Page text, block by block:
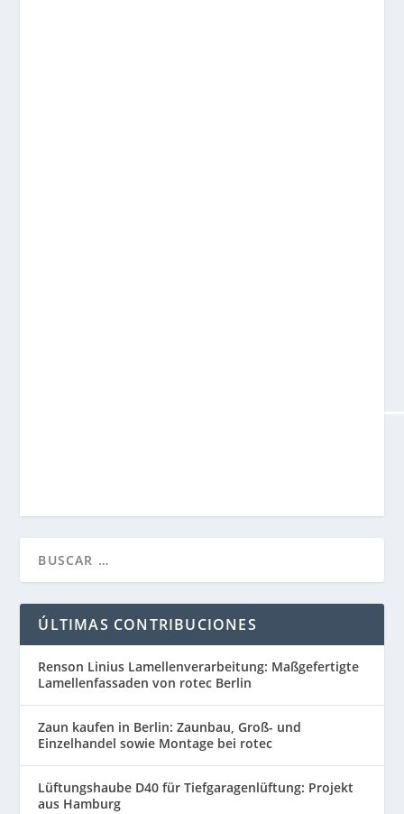
ÚLTIMAS CONTRIBUCIONES
Renson Linius Lamellenverarbeitung: Maßgefertigte
Lamellenfassaden von rotec Berlin
Zaun kaufen in Berlin: Zaunbau, Groß- und
Einzelhandel sowie Montage bei rotec
Lüftungshaube D40 für Tiefgaragenlüftung: Projekt
aus Hamburg